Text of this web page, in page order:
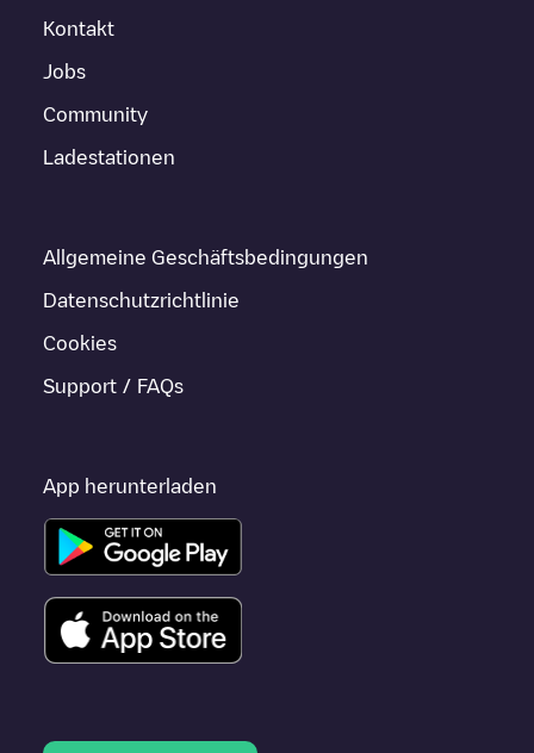
Kontakt
Jobs
Community
Ladestationen
Allgemeine Geschäftsbedingungen
Datenschutzrichtlinie
Cookies
Support / FAQs
App herunterladen